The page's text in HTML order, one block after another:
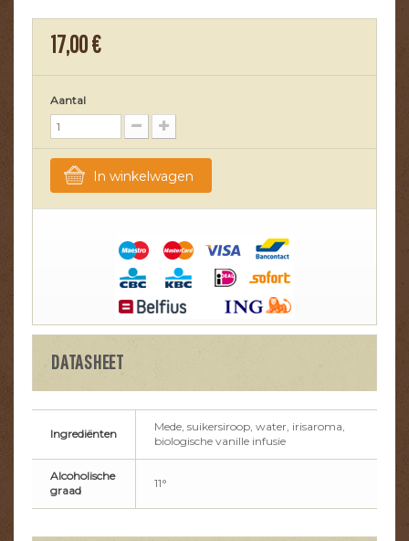
17,00 €
Aantal
In winkelwagen
DATASHEET
Ingrediënten
Mede, suikersiroop, water, irisaroma,
biologische vanille infusie
Alcoholische
graad
11°